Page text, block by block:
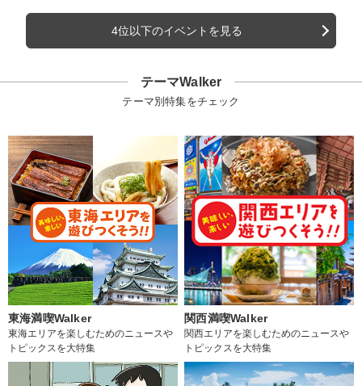
4位以下のイベントを見る
テーマWalker
テーマ別特集をチェック
東海満喫Walker
東海エリアを楽しむためのニュースや
トピックスを大特集
関西満喫Walker
関西エリアを楽しむためのニュースや
トピックスを大特集